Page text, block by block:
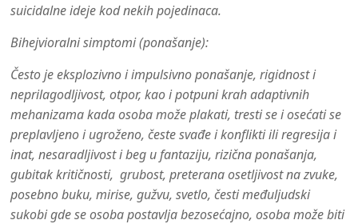
suicidalne ideje kod nekih pojedinaca.
Bihejvioralni simptomi (ponašanje):
Često je eksplozivno i impulsivno ponašanje, rigidnost i
neprilagodljivost, otpor, kao i potpuni krah adaptivnih
mehanizama kada osoba može plakati, tresti se i osećati se
preplavljeno i ugroženo, česte svađe i konflikti ili regresija i
inat, nesaradljivost i beg u fantaziju, rizična ponašanja,
gubitak kritičnosti, grubost, preterana osetljivost na zvuke,
posebno buku, mirise, gužvu, svetlo, česti međuljudski
sukobi gde se osoba postavlja bezosećajno, osoba može biti